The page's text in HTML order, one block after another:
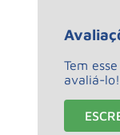
Tem
avaliá-lo!